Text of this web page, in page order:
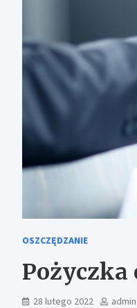
OSZCZĘDZANIE
Pożyczka
28 lutego 2022 admin